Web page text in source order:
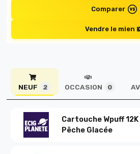
Comparer
Vendre le mien
NEUF 2 OCCASION 0
Cartouche Wpuff 12K
Pêche Glacée